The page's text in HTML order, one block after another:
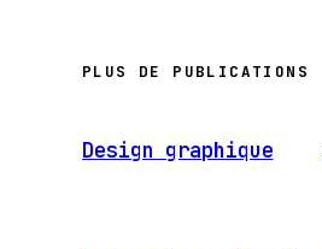
PLUS DE PUBLICATIONS
Design graphique